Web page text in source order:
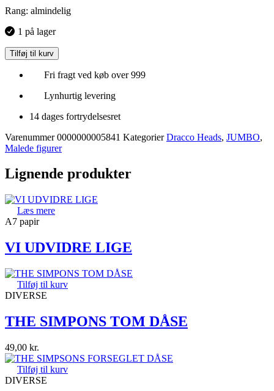
Rang: almindelig
1 på lager
Tilføj til kurv
Fri fragt ved køb over 999
Lynhurtig levering
14 dages fortrydelsesret
Varenummer0000000005841 Kategorier Dracco Heads, JUMBO,
Malede figurer
Lignende produkter
Læs mere
A7 papir
VI UDVIDRE LIGE
Tilføj til kurv
DIVERSE
THE SIMPONS TOM DÅSE
49,00 kr.
Tilføj til kurv
DIVERSE